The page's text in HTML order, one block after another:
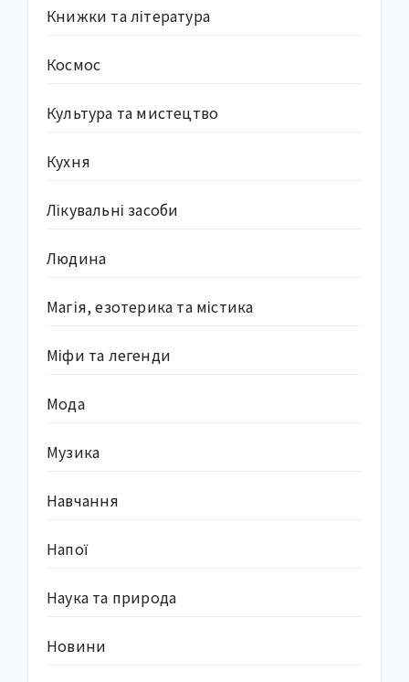
Книжки та література
Космос
Культура та мистецтво
Кухня
Лікувальні засоби
Людина
Магія, езотерика та містика
Міфи та легенди
Мода
Музика
Навчання
Напої
Наука та природа
Новини